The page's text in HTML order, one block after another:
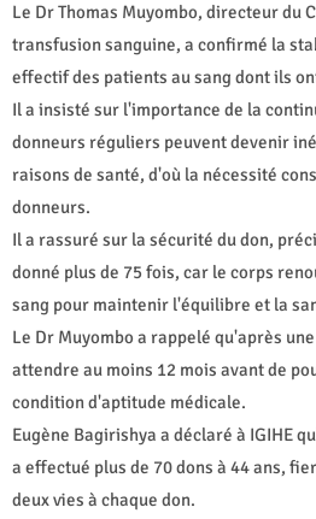
Le Dr Thomas Muyombo, directeur du
transfusion sanguine, a confirmé la
effectif des patients au sang dont ils
Il a insisté sur l'importance de la
donneurs réguliers peuvent devenir
raisons de santé, d'où la nécessité
donneurs.
Il a rassuré sur la sécurité du don,
donné plus de 75 fois, car le corps
sang pour maintenir l'équilibre et la
Le Dr Muyombo a rappelé qu'après
attendre au moins 12 mois avant de
condition d'aptitude médicale.
Eugène Bagirishya a déclaré à IGIHE
a effectué plus de 70 dons à 44 ans,
deux vies à chaque don.